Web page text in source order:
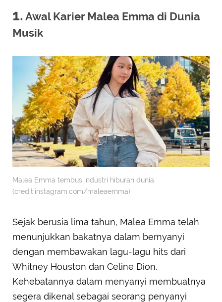
1. Awal Karier Malea Emma di Dunia
Musik
Malea Emma tembus industri hiburan dunia.
(credit:instagram.com/maleaemma)
Sejak berusia lima tahun, Malea Emma telah
menunjukkan bakatnya dalam bernyanyi
dengan membawakan lagu-lagu hits dari
Whitney Houston dan Celine Dion.
Kehebatannya dalam menyanyi membuatnya
segera dikenal sebagai seorang penyanyi